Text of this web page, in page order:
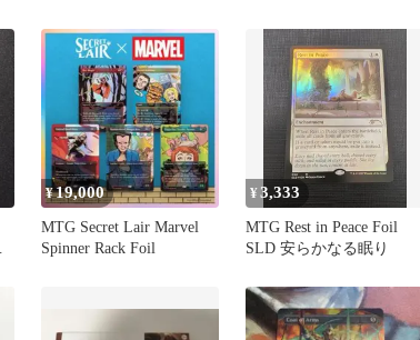
¥19,000
MTG Secret Lair Marvel
Spinner Rack Foil
¥3,333
MTG Rest in Peace Foil
SLD 安らかなる眠り